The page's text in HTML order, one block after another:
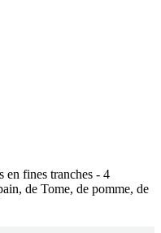
en fines tranches - 4
de Tome, de pomme, de